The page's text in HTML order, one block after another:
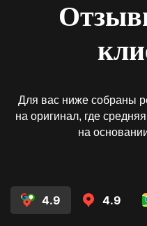
Для вас ниже собраны
на оригинал, где средняя
на
4.9 4.9